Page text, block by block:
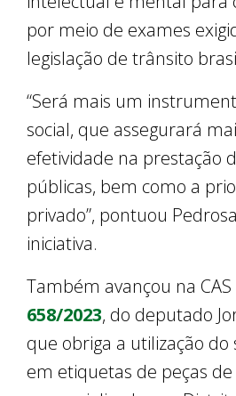
por meio de exames
legislação de trânsito
“Será mais um
social, que assegurará
efetividade na prestação
públicas, bem como a
privado”, pontuou
iniciativa.
Também avançou na CAS
658/2023, do deputado
que obriga a utilização do
em etiquetas de peças